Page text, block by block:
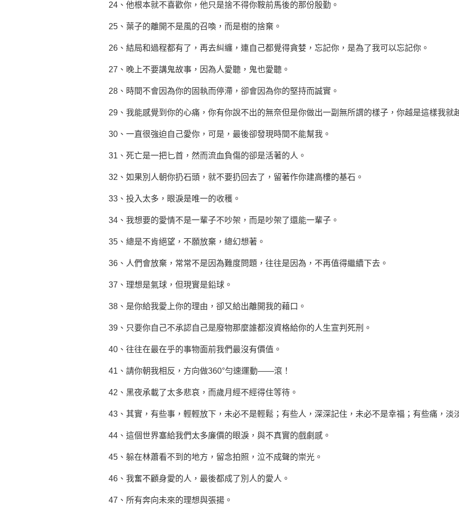
24、他根本就不喜歡你，他只是捨不得你鞍前馬後的那份殷勤。
25、葉子的離開不是風的召喚，而是樹的捨棄。
26、結局和過程都有了，再去糾纏，連自己都覺得貪婪，忘記你，是為了我可以忘記你。
27、晚上不要講鬼故事，因為人愛聽，鬼也愛聽。
28、時間不會因為你的固執而停滯，卻會因為你的堅持而誠實。
29、我能感覺到你的心痛，你有你說不出的無奈但是你做出一副無所謂的樣子，你越是這樣我就
30、一直很強迫自己愛你，可是，最後卻發現時間不能幫我。
31、死亡是一把匕首，然而流血負傷的卻是活著的人。
32、如果別人朝你扔石頭，就不要扔回去了，留著作你建高樓的基石。
33、投入太多，眼淚是唯一的收穫。
34、我想要的愛情不是一輩子不吵架，而是吵架了還能一輩子。
35、總是不肯絕望，不願放棄，總幻想著。
36、人們會放棄，常常不是因為難度問題，往往是因為，不再值得繼續下去。
37、理想是氣球，但現實是鉛球。
38、是你給我愛上你的理由，卻又給出離開我的藉口。
39、只要你自己不承認自己是廢物那麼誰都沒資格給你的人生宣判死刑。
40、往往在最在乎的事物面前我們最沒有價值。
41、請你朝我相反，方向做360°勻速運動——滾！
42、黑夜承載了太多悲哀，而歲月經不經得住等待。
43、其實，有些事，輕輕放下，未必不是輕鬆；有些人，深深記住，未必不是幸福；有些痛，淡
44、這個世界塞給我們太多廉價的眼淚，與不真實的戲劇感。
45、躲在林蕭看不到的地方，留念拍照，泣不成聲的崇光。
46、我奮不顧身愛的人，最後都成了別人的愛人。
47、所有奔向未來的理想與張揚。